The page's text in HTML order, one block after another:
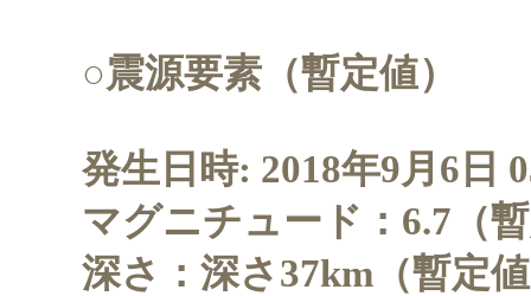
○震源要素（暫定値）
発生日時: 2018年9月6日
マグニチュード：6.7（
深さ：深さ37km（暫定